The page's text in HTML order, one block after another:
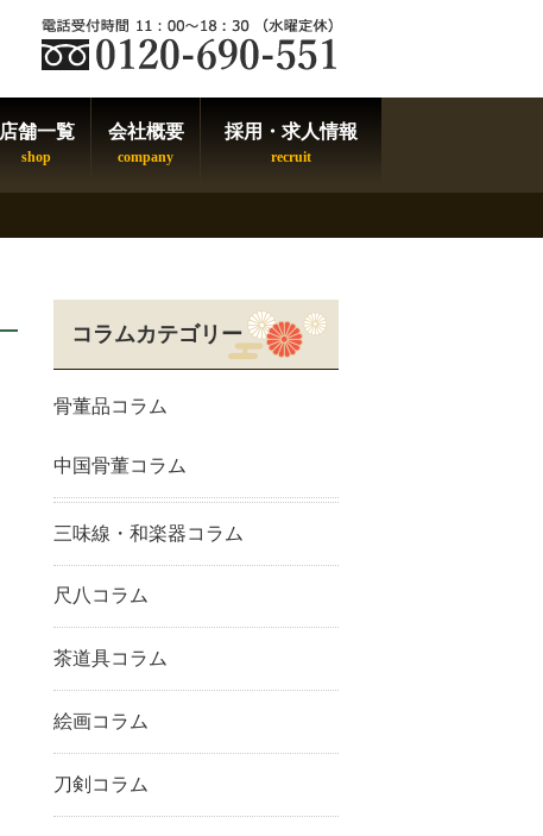
店舗一覧 会社概要 採用・求人情報
コラムカテゴリー
骨董品コラム
中国骨董コラム
三味線・和楽器コラム
尺八コラム
茶道具コラム
絵画コラム
刀剣コラム